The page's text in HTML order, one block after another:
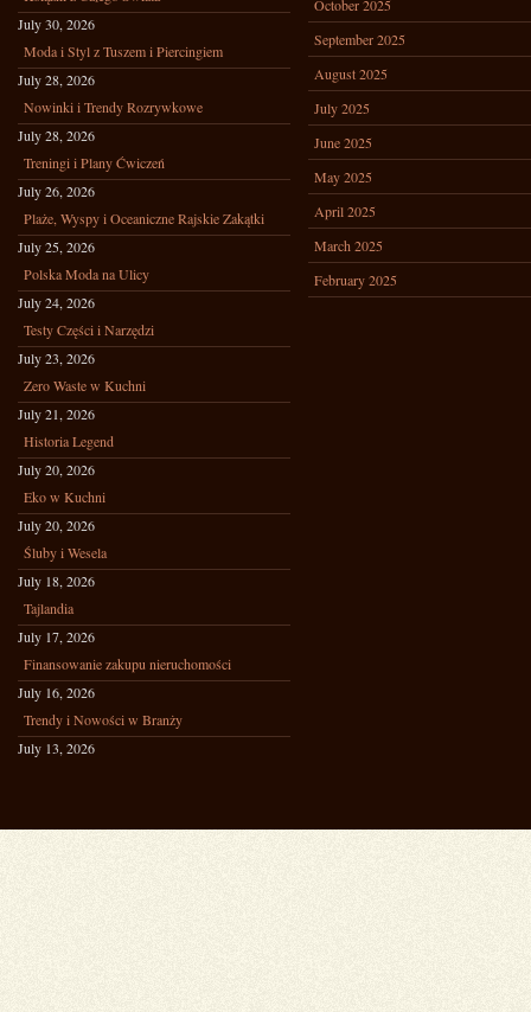
July 30, 2026
Moda i Styl z Tuszem i Piercingiem
July 28, 2026
Nowinki i Trendy Rozrywkowe
July 28, 2026
Treningi i Plany Ćwiczeń
July 26, 2026
Plaże, Wyspy i Oceaniczne Rajskie Zakątki
July 25, 2026
Polska Moda na Ulicy
July 24, 2026
Testy Części i Narzędzi
July 23, 2026
Zero Waste w Kuchni
July 21, 2026
Historia Legend
July 20, 2026
Eko w Kuchni
July 20, 2026
Śluby i Wesela
July 18, 2026
Tajlandia
July 17, 2026
Finansowanie zakupu nieruchomości
July 16, 2026
Trendy i Nowości w Branży
July 13, 2026
October 2025
September 2025
August 2025
July 2025
June 2025
May 2025
April 2025
March 2025
February 2025